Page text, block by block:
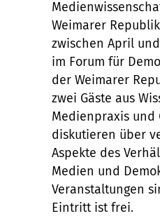
Weimarer
zwischen April
im Forum für
der Weimarer
zwei Gäste aus
Medienpraxis und
diskutieren über
Aspekte des
Medien und
Veranstaltungen
Eintritt ist frei.